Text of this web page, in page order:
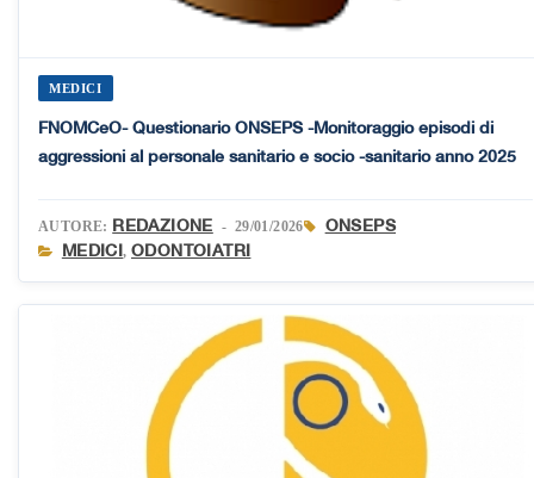
MEDICI
FNOMCeO- Questionario ONSEPS -Monitoraggio episodi di
aggressioni al personale sanitario e socio -sanitario anno 2025
AUTORE: REDAZIONE - 29/01/2026
ONSEPS
MEDICI,ODONTOIATRI